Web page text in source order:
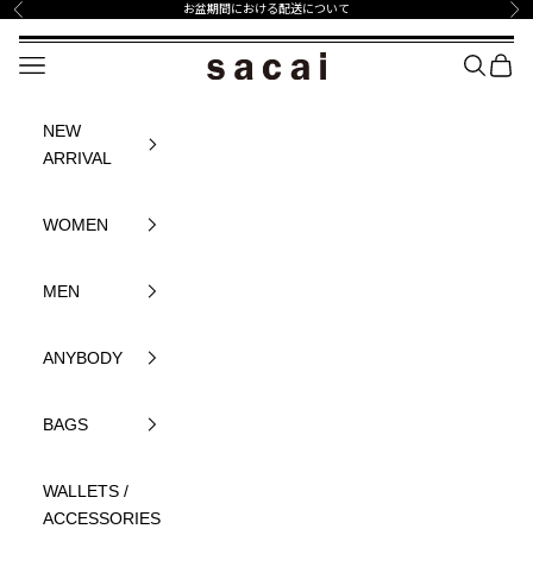
コンテンツへスキップ
前へ お盆期間における配送について 次
sacai Official Store サカイ オフィシャル
メニュー SEARCH
BAG
NEW
ARRIVAL
WOMEN
MEN
ANYBODY
BAGS
WALLETS /
ACCESSORIES